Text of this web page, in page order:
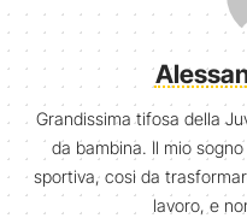
Grandissima tifosa della
da bambina. Il mio
sportiva, cosi da
lavoro, e